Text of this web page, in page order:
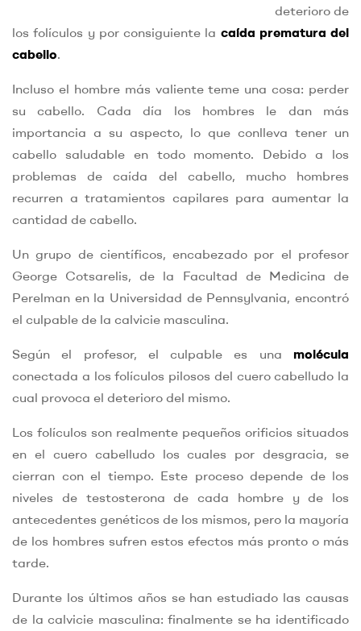
deterioro de
los folículos y por consiguiente la caída prematura del
cabello.
Incluso el hombre más valiente teme una cosa: perder
su cabello. Cada día los hombres le dan más
importancia a su aspecto, lo que conlleva tener un
cabello saludable en todo momento. Debido a los
problemas de caída del cabello, mucho hombres
recurren a tratamientos capilares para aumentar la
cantidad de cabello.
Un grupo de científicos, encabezado por el profesor
George Cotsarelis, de la Facultad de Medicina de
Perelman en la Universidad de Pennsylvania, encontró
el culpable de la calvicie masculina.
Según el profesor, el culpable es una molécula
conectada a los folículos pilosos del cuero cabelludo la
cual provoca el deterioro del mismo.
Los folículos son realmente pequeños orificios situados
en el cuero cabelludo los cuales por desgracia, se
cierran con el tiempo. Este proceso depende de los
niveles de testosterona de cada hombre y de los
antecedentes genéticos de los mismos, pero la mayoría
de los hombres sufren estos efectos más pronto o más
tarde.
Durante los últimos años se han estudiado las causas
de la calvicie masculina: finalmente se ha identificado